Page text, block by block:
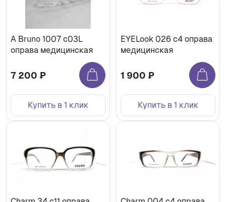
A Bruno 1007 с03L
оправа медицинская
7 200 ₽
Купить в 1 клик
EYELook 026 c4 оправа
медицинская
1 900 ₽
Купить в 1 клик